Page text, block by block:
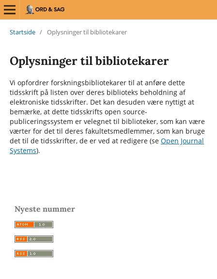
Startside / Oplysninger til bibliotekarer
Oplysninger til bibliotekarer
Vi opfordrer forskningsbibliotekarer til at anføre dette
tidsskrift på listen over deres biblioteks beholdning af
elektroniske tidsskrifter. Det kan desuden være nyttigt at
bemærke, at dette tidsskrifts open source-
publiceringssystem er velegnet til biblioteker, som kan være
værter for det til deres fakultetsmedlemmer, som kan bruge
det til de tidsskrifter, de er ved at redigere (se Open Journal
Systems).
Nyeste nummer